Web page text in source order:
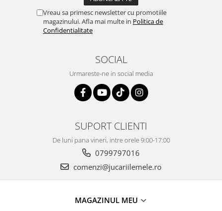
Vreau sa primesc newsletter cu promotiile
magazinului. Afla mai multe in Politica de
Confidentialitate
SOCIAL
Urmareste-ne in social media
SUPORT CLIENTI
De luni pana vineri, intre orele 9:00-17:00
0799797016
comenzi@jucariilemele.ro
MAGAZINUL MEU